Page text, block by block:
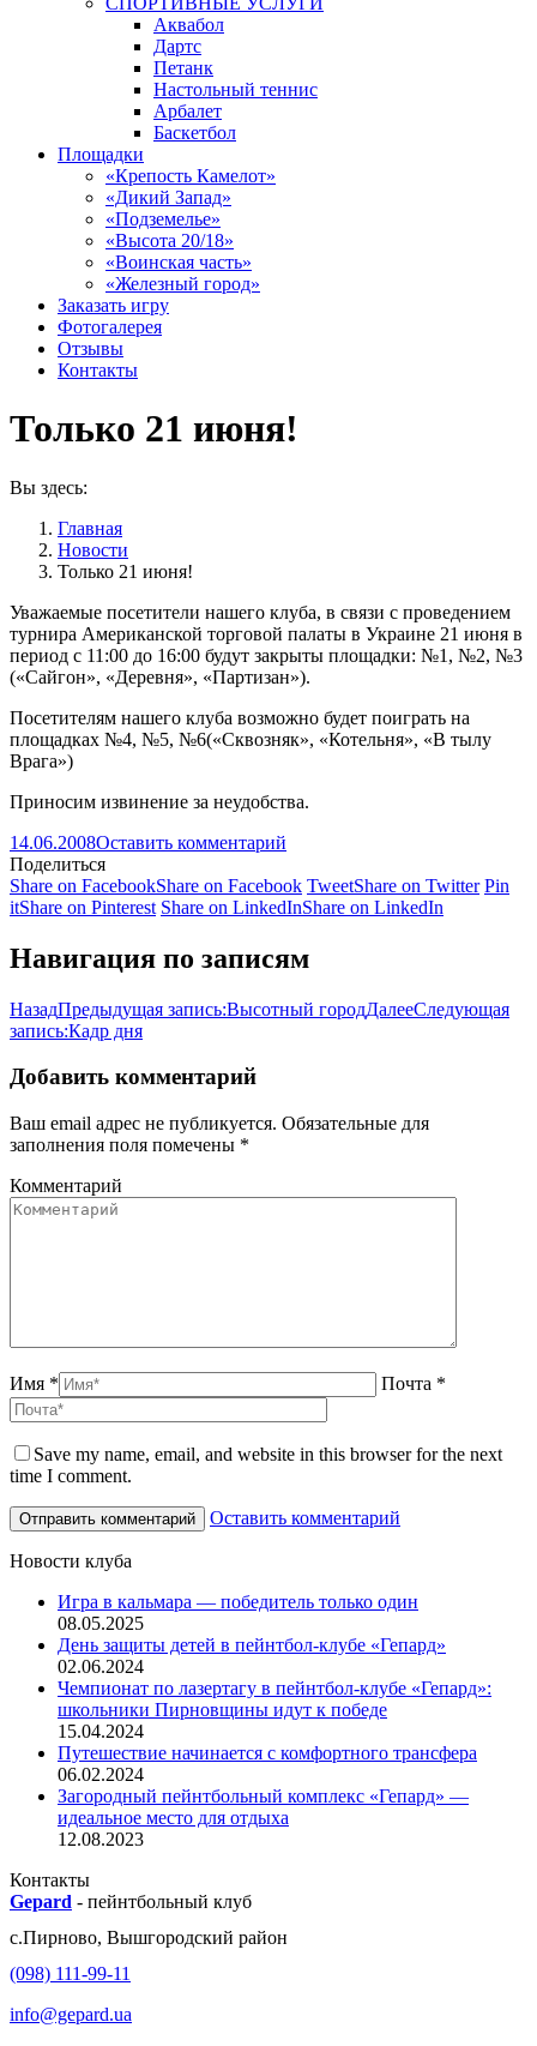
Аквабол
Дартс
Петанк
Настольный теннис
Арбалет
Баскетбол
Площадки
«Крепость Камелот»
«Дикий Запад»
«Подземелье»
«Высота 20/18»
«Воинская часть»
«Железный город»
Заказать игру
Фотогалерея
Отзывы
Контакты
Только 21 июня!
Вы здесь:
Главная
Новости
Только 21 июня!
Уважаемые посетители нашего клуба, в связи с проведением
турнира Американской торговой палаты в Украине 21 июня в
период с 11:00 до 16:00 будут закрыты площадки: №1, №2, №3
(«Сайгон», «Деревня», «Партизан»).
Посетителям нашего клуба возможно будет поиграть на
площадках №4, №5, №6(«Сквозняк», «Котельня», «В тылу
Врага»)
Приносим извинение за неудобства.
14.06.2008Оставить комментарий
Поделиться
Share on FacebookShare on Facebook TweetShare on Twitter Pin
itShare on Pinterest Share on LinkedInShare on LinkedIn
Навигация по записям
НазадПредыдущая запись:Высотный городДалееСледующая
запись:Кадр дня
Добавить комментарий
Ваш email адрес не публикуется. Обязательные для
заполнения поля помечены *
Комментарий
Имя * Почта *
Save my name, email, and website in this browser for the next
time I comment.
Оставить комментарий
Новости клуба
Игра в кальмара — победитель только один
08.05.2025
День защиты детей в пейнтбол-клубе «Гепард»
02.06.2024
Чемпионат по лазертагу в пейнтбол-клубе «Гепард»:
школьники Пирновщины идут к победе
15.04.2024
Путешествие начинается с комфортного трансфера
06.02.2024
Загородный пейнтбольный комплекс «Гепард» —
идеальное место для отдыха
12.08.2023
Контакты
Gepard - пейнтбольный клуб
с.Пирново, Вышгородский район
(098) 111-99-11
info@gepard.ua